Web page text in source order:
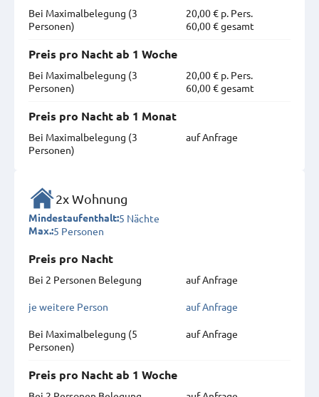
Bei Maximal­belegung (3
Personen)
20,00 € p. Pers.
60,00 € gesamt
Preis pro Nacht ab 1 Woche
Bei Maximal­belegung (3
Personen)
20,00 € p. Pers.
60,00 € gesamt
Preis pro Nacht ab 1 Monat
Bei Maximal­belegung (3
Personen)
auf Anfrage
2x Wohnung
Mindestaufenthalt:5 Nächte
Max.:5 Personen
Preis pro Nacht
Bei 2 Personen Belegung
auf Anfrage
je weitere Person auf Anfrage
Bei Maximal­belegung (5
Personen)
auf Anfrage
Preis pro Nacht ab 1 Woche